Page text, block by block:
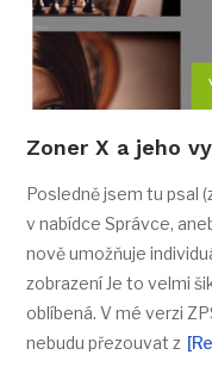
Zoner X a jeho
Posledně jsem tu psal
v nabídce Správce,
nově umožňuje
zobrazení Je to velmi
oblíbená. V mé verzi
nebudu přezouvat z